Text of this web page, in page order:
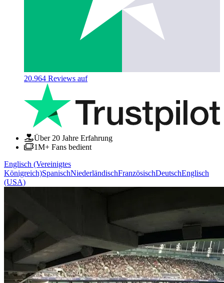
20.964 Reviews auf
Über 20 Jahre Erfahrung
1M+ Fans bedient
Englisch (Vereinigtes
Königreich)SpanischNiederländischFranzösischDeutschEnglisch
(USA)